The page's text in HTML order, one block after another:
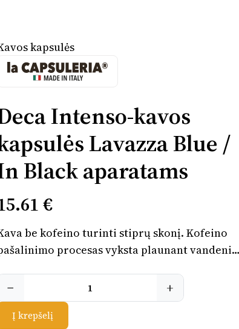
kapsulės
Intenso-kavos
Lavazza Blue /
Black aparatams
€
be kofeino turinti stiprų skonį. Kofeino
procesas vyksta plaunant vandeniu
išlaikyti klasikinės espresso kavos skonį.
− +
Į krepšelį